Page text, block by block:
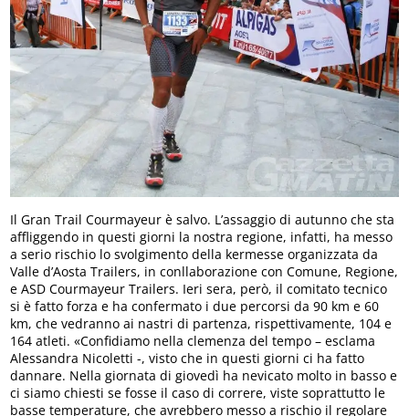
Il Gran Trail Courmayeur è salvo. L’assaggio di autunno che sta
affliggendo in questi giorni la nostra regione, infatti, ha messo
a serio rischio lo svolgimento della kermesse organizzata da
Valle d’Aosta Trailers, in conllaborazione con Comune, Regione,
e ASD Courmayeur Trailers. Ieri sera, però, il comitato tecnico
si è fatto forza e ha confermato i due percorsi da 90 km e 60
km, che vedranno ai nastri di partenza, rispettivamente, 104 e
164 atleti. «Confidiamo nella clemenza del tempo – esclama
Alessandra Nicoletti -, visto che in questi giorni ci ha fatto
dannare. Nella giornata di giovedì ha nevicato molto in basso e
ci siamo chiesti se fosse il caso di correre, viste soprattutto le
basse temperature, che avrebbero messo a rischio il regolare